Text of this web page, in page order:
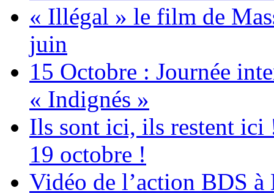
« Illégal » le film de
juin
15 Octobre : Journée
« Indignés »
Ils sont ici, ils restent ici
19 octobre !
Vidéo de l’action BDS